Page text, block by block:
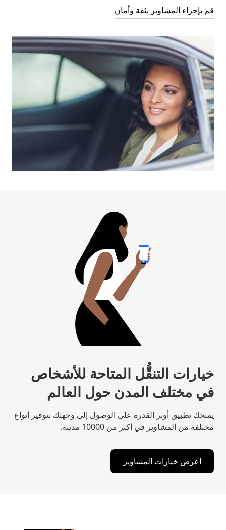
قم بإجراء المشاوير بثقة وأمان
خيارات التنقُّل المتاحة للأشخاص
في مختلف المدن حول العالم
يمنحك تطبيق أوبر القدرة على الوصول إلى وجهتك بتوفير أنواع
مختلفة من المشاوير في أكثر من 10000 مدينة.
اعرض خيارات المشاوير